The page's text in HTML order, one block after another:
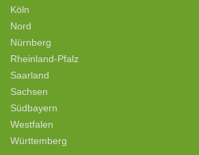
Köln
Nord
Nürnberg
Rheinland-Pfalz
Saarland
Sachsen
Südbayern
Westfalen
Württemberg